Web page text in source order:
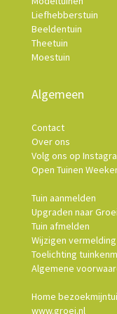
Liefhebberstuin
Beeldentuin
Theetuin
Moestuin
Algemeen
Contact
Over ons
Volg ons op
Open Tuinen
Tuin aanmelden
Upgraden naar
Tuin afmelden
Wijzigen vermelding
Toelichting
Algemene
Home
www.groei.nl